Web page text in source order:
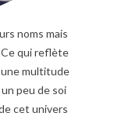
noms mais
qui reflète
multitude
peu de soi
cet univers